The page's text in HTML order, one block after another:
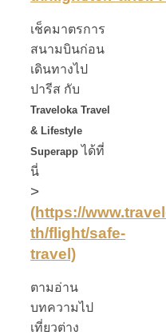
เช็คมาตรการ
สนามบินก่อน
เดินทางไป
ปารีส กับ
Traveloka Travel
& Lifestyle
Superapp ได้ที่
นี่
>
(https://
th/flight/safe-
travel)
ตามอ่าน
บทความไป
เที่ยวต่าง